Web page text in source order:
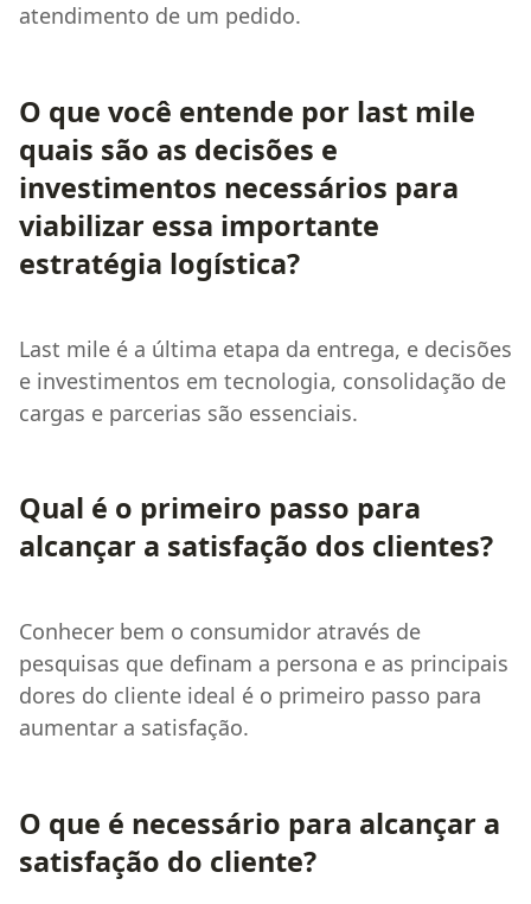
atendimento de um pedido.
O que você entende por last mile
quais são as decisões e
investimentos necessários para
viabilizar essa importante
estratégia logística?
Last mile é a última etapa da entrega, e decisões
e investimentos em tecnologia, consolidação de
cargas e parcerias são essenciais.
Qual é o primeiro passo para
alcançar a satisfação dos clientes?
Conhecer bem o consumidor através de
pesquisas que definam a persona e as principais
dores do cliente ideal é o primeiro passo para
aumentar a satisfação.
O que é necessário para alcançar a
satisfação do cliente?